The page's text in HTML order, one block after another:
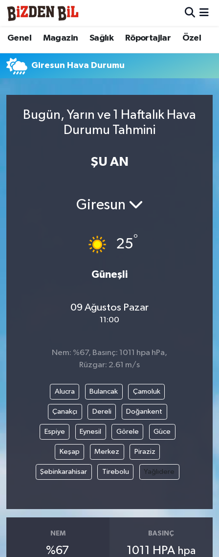
Genel Magazin Sağlık Röportajlar Özel
Giresun Hava Durumu
Bugün, Yarın ve 1 Haftalık Hava
Durumu Tahmini
ŞU AN
Giresun
25°
Güneşli
09 Ağustos Pazar
11:00
Nem: %67, Basınç: 1011 hpa hPa,
Rüzgar: 2.61 m/s
Alucra Bulancak Çamoluk
Çanakçı Dereli Doğankent
Espiye Eynesil Görele Güce
Keşap Merkez Piraziz
Şebinkarahisar Tirebolu Yağlıdere
NEM
%67
BASINÇ
1011 HPA hpa
Hava Durumu
Trafik Durumu
Tüm Manşetler
Son Dakika Haberleri